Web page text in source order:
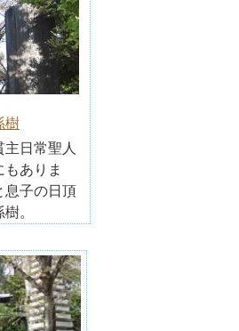
樹
日常聖人
ありま
息子の日頂
。